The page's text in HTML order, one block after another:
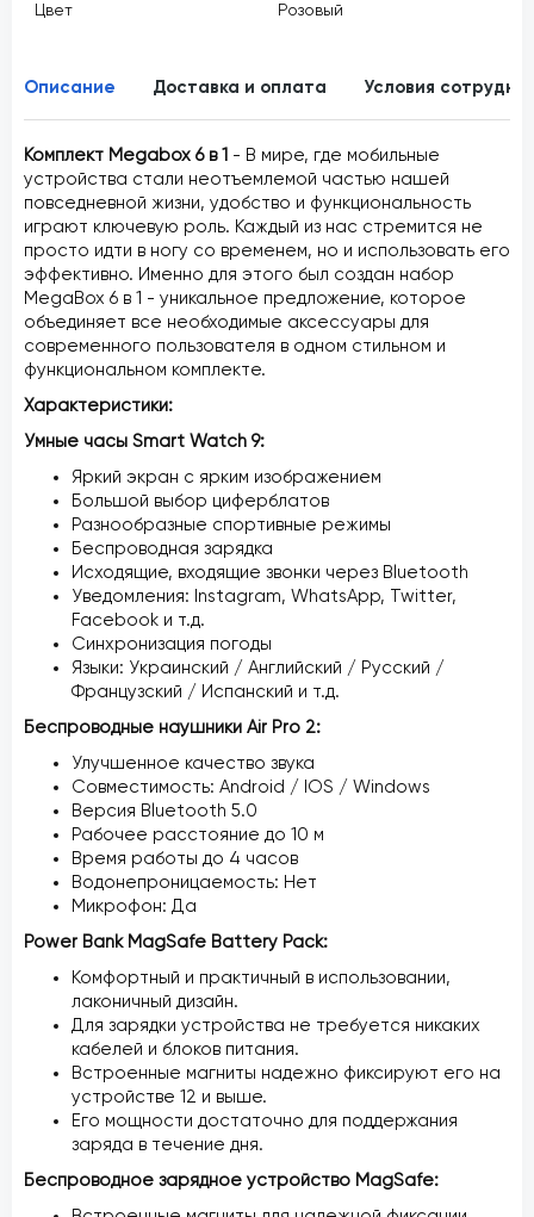
Цвет Розовый
Описание Доставка и оплата Условия
Комплект Megabox 6 в 1 - В мире, где мобильные
устройства стали неотъемлемой частью нашей
повседневной жизни, удобство и функциональность
играют ключевую роль. Каждый из нас стремится не
просто идти в ногу со временем, но и использовать его
эффективно. Именно для этого был создан набор
MegaBox 6 в 1 - уникальное предложение, которое
объединяет все необходимые аксессуары для
современного пользователя в одном стильном и
функциональном комплекте.
Характеристики:
Умные часы Smart Watch 9:
Яркий экран с ярким изображением
Большой выбор циферблатов
Разнообразные спортивные режимы
Беспроводная зарядка
Исходящие, входящие звонки через Bluetooth
Уведомления: Instagram, WhatsApp, Twitter,
Facebook и т.д.
Синхронизация погоды
Языки: Украинский / Английский / Русский /
Французский / Испанский и т.д.
Беспроводные наушники Air Pro 2:
Улучшенное качество звука
Совместимость: Android / IOS / Windows
Версия Bluetooth 5.0
Рабочее расстояние до 10 м
Время работы до 4 часов
Водонепроницаемость: Нет
Микрофон: Да
Power Bank MagSafe Battery Pack:
Комфортный и практичный в использовании,
лаконичный дизайн.
Для зарядки устройства не требуется никаких
кабелей и блоков питания.
Встроенные магниты надежно фиксируют его на
устройстве 12 и выше.
Его мощности достаточно для поддержания
заряда в течение дня.
Беспроводное зарядное устройство MagSafe: